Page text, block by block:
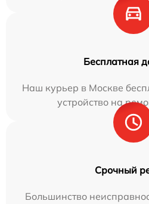
Бесплатная
Наш курьер в Москве
устройство на
Срочный
Большинство